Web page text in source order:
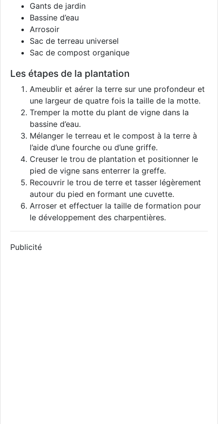
Gants de jardin
Bassine d’eau
Arrosoir
Sac de terreau universel
Sac de compost organique
Les étapes de la plantation
Ameublir et aérer la terre sur une profondeur et
une largeur de quatre fois la taille de la motte.
Tremper la motte du plant de vigne dans la
bassine d’eau.
Mélanger le terreau et le compost à la terre à
l’aide d’une fourche ou d’une griffe.
Creuser le trou de plantation et positionner le
pied de vigne sans enterrer la greffe.
Recouvrir le trou de terre et tasser légèrement
autour du pied en formant une cuvette.
Arroser et effectuer la taille de formation pour
le développement des charpentières.
Publicité